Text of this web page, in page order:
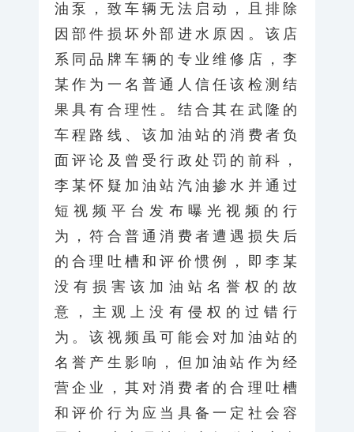
油泵，致车辆无法启动，且排除
因部件损坏外部进水原因。该店
系同品牌车辆的专业维修店，李
某作为一名普通人信任该检测结
果具有合理性。结合其在武隆的
车程路线、该加油站的消费者负
面评论及曾受行政处罚的前科，
李某怀疑加油站汽油掺水并通过
短视频平台发布曝光视频的行
为，符合普通消费者遭遇损失后
的合理吐槽和评价惯例，即李某
没有损害该加油站名誉权的故
意，主观上没有侵权的过错行
为。该视频虽可能会对加油站的
名誉产生影响，但加油站作为经
营企业，其对消费者的合理吐槽
和评价行为应当具备一定社会容